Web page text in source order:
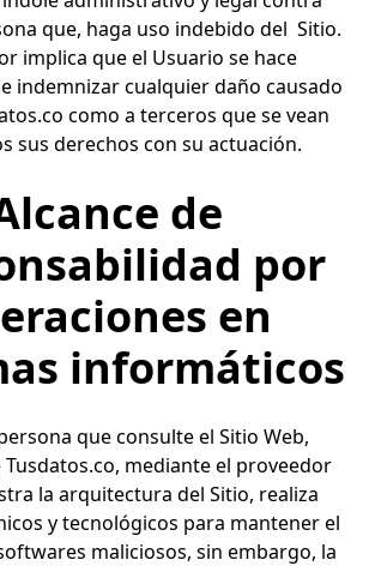
que, haga uso indebido del Sitio.
implica que el Usuario se hace
indemnizar cualquier daño causado
como a terceros que se vean
sus derechos con su actuación.
de
por
en
informáticos
que consulte el Sitio Web,
Tusdatos.co, mediante el proveedor
la arquitectura del Sitio, realiza
y tecnológicos para mantener el
maliciosos, sin embargo, la